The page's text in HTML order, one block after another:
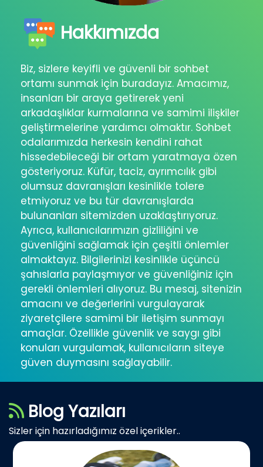
Hakkımızda
Biz, sizlere keyifli ve güvenli bir sohbet
ortamı sunmak için buradayız. Amacımız,
insanları bir araya getirerek yeni
arkadaşlıklar kurmalarına ve samimi ilişkiler
geliştirmelerine yardımcı olmaktır. Sohbet
odalarımızda herkesin kendini rahat
hissedebileceği bir ortam yaratmaya özen
gösteriyoruz. Küfür, taciz, ayrımcılık gibi
olumsuz davranışları kesinlikle tolere
etmiyoruz ve bu tür davranışlarda
bulunanları sitemizden uzaklaştırıyoruz.
Ayrıca, kullanıcılarımızın gizliliğini ve
güvenliğini sağlamak için çeşitli önlemler
almaktayız. Bilgilerinizi kesinlikle üçüncü
şahıslarla paylaşmıyor ve güvenliğiniz için
gerekli önlemleri alıyoruz. Bu mesaj, sitenizin
amacını ve değerlerini vurgulayarak
ziyaretçilere samimi bir iletişim sunmayı
amaçlar. Özellikle güvenlik ve saygı gibi
konuları vurgulamak, kullanıcıların siteye
güven duymasını sağlayabilir.
Blog Yazıları
Sizler için hazırladığımız özel içerikler..